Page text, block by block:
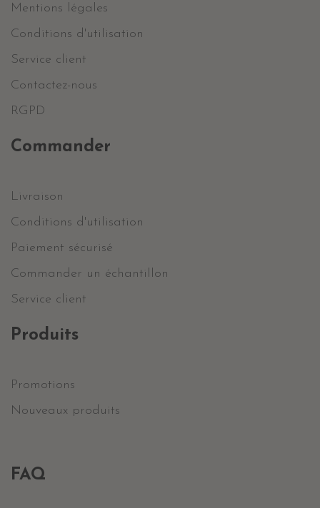
Mentions légales
Conditions d'utilisation
Service client
Contactez-nous
RGPD
Commander
Livraison
Conditions d'utilisation
Paiement sécurisé
Commander un échantillon
Service client
Produits
Promotions
Nouveaux produits
FAQ